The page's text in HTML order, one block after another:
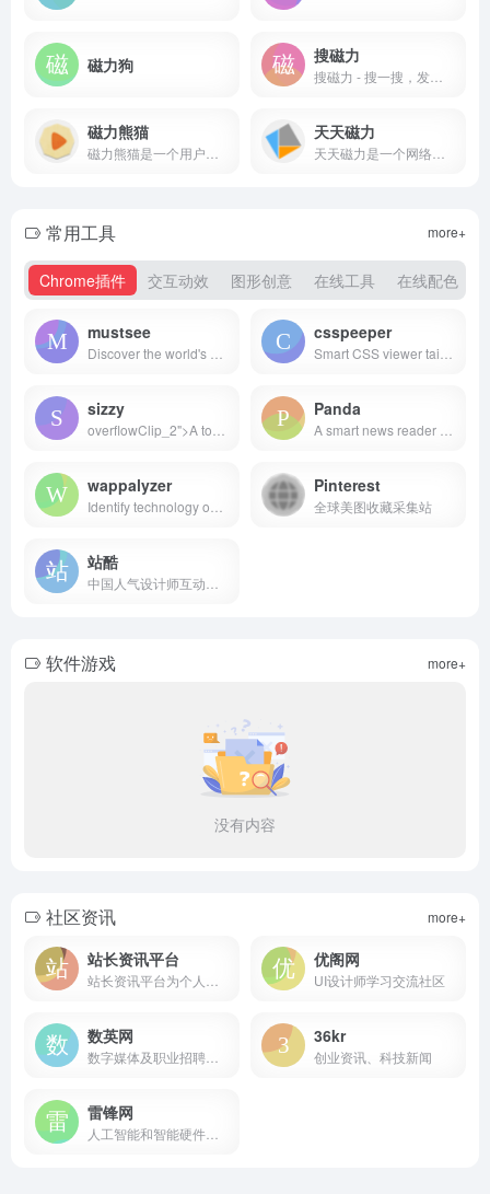
磁力狗 搜磁力
磁力熊猫 天天磁力
常用工具
Chrome插件 交互动效 图形创意 在线工具 在线配色
more+
mustsee csspeeper
sizzy Panda
wappalyzer Pinterest
全球美图收藏采集站
站酷
软件游戏 more+
没有内容
社区资讯 more+
站长资讯平台 优阁网
UI设计师学习交流社区
数英网 36kr
创业资讯、科技新闻
雷锋网